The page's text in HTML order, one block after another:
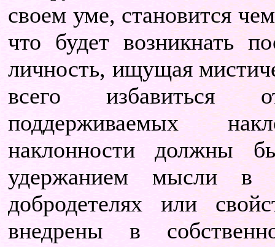
своем уме, становится
что будет возникнать
личность, ищущая
всего избавиться
поддерживаемых
наклонности должны
удержанием мысли в
добродетелях или
внедрены в